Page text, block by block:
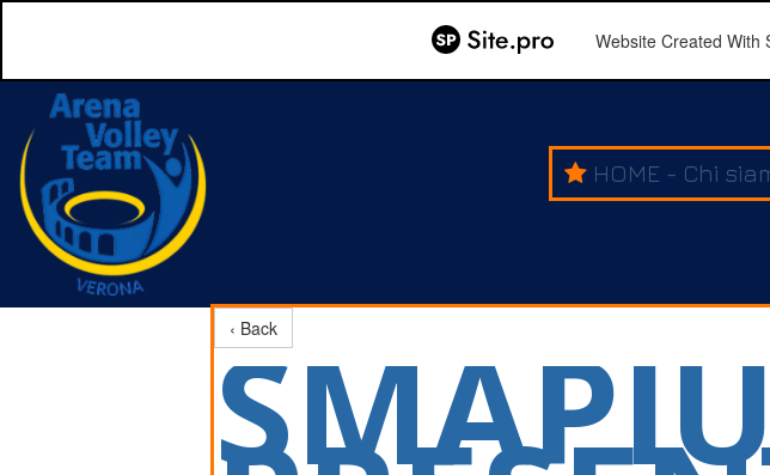
Website Created With
HOME - Chi
‹ Back